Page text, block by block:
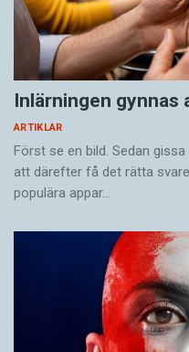
Inlärningen gynnas
ARTIKLAR
Först se en bild. Sedan
att därefter få det rätta
populära appar…